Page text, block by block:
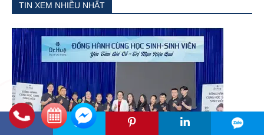
TIN XEM NHIỀU NHẤT